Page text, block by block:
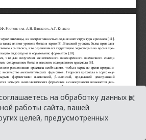
на обработку данных в
работы сайта, вашей
целей, предусмотренных
×